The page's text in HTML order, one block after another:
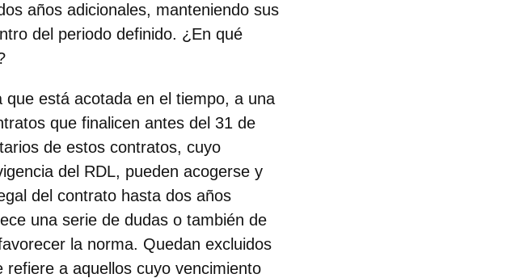
años adicionales, manteniendo sus
del periodo definido. ¿En qué
está acotada en el tiempo, a una
que finalicen antes del 31 de
de estos contratos, cuyo
del RDL, pueden acogerse y
del contrato hasta dos años
una serie de dudas o también de
la norma. Quedan excluidos
a aquellos cuyo vencimiento